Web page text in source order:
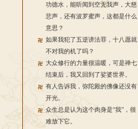
功德水，能听闻到空无我声，大慈
悲声，还有波罗蜜声，这都是什么
意思？
如果我犯了五逆谤法罪，十八愿就
不对我的机了吗？
大众修行的力量很温暖，可是禅七
结束后，我又回到了娑婆世界。
有人告诉我，弥陀殿的佛像还没有
开光。
众生总是认为这个肉身是“我”，很
难放下它。